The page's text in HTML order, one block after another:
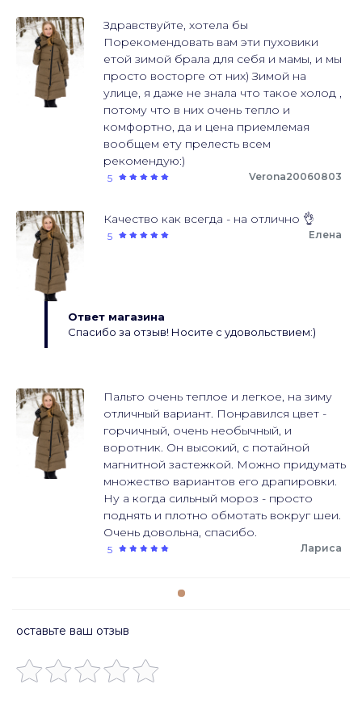
Здравствуйте, хотела бы
Порекомендовать вам эти пуховики
етой зимой брала для себя и мамы, и мы
просто восторге от них) Зимой на
улице, я даже не знала что такое холод ,
потому что в них очень тепло и
комфортно, да и цена приемлемая
вообщем ету прелесть всем
рекомендую:)
5 Verona20060803
Качество как всегда - на отлично 👌
5 Елена
Ответ магазина
Спасибо за отзыв! Носите с удовольствием:)
Пальто очень теплое и легкое, на зиму
отличный вариант. Понравился цвет -
горчичный, очень необычный, и
воротник. Он высокий, с потайной
магнитной застежкой. Можно придумать
множество вариантов его драпировки.
Ну а когда сильный мороз - просто
поднять и плотно обмотать вокруг шеи.
Очень довольна, спасибо.
5 Лариса
оставьте ваш отзыв